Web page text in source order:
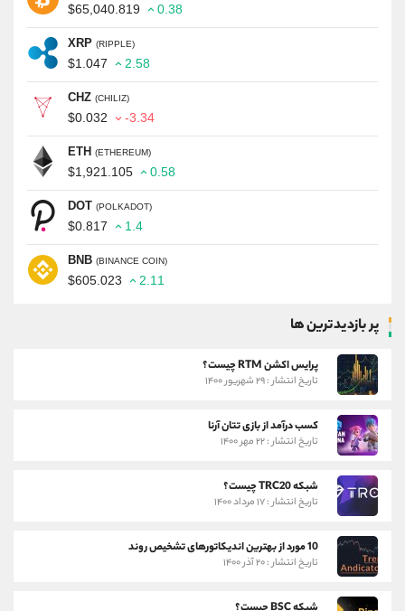
$65,040.819 0.38
XRP (RIPPLE)
$1.047 2.58
CHZ (CHILIZ)
$0.032 -3.34
ETH (ETHEREUM)
$1,921.105 0.58
DOT (POLKADOT)
$0.817 1.4
BNB (BINANCE COIN)
$605.023 2.11
پر بازدیدترین ها
پرایس اکشن RTM چیست؟
تاریخ انتشار : ۲۹ شهریور ۱۴۰۰
کسب درآمد از بازی تتان آرنا
تاریخ انتشار : ۲۲ مهر ۱۴۰۰
شبکه TRC20 چیست؟
تاریخ انتشار : ۱۷ مرداد ۱۴۰۰
10 مورد از بهترین اندیکاتورهای تشخیص روند
تاریخ انتشار : ۲۰ آذر ۱۴۰۰